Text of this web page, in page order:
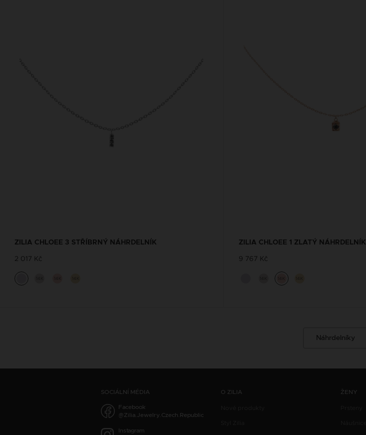
ZILIA CHLOEE 3 STŘÍBRNÝ NÁHRDELNÍK
2 017 Kč
ZILIA CHLOEE 1 ZLATÝ NÁHRDELNÍK
9 767 Kč
Náhrdelníky
SOCIÁLNÍ MÉDIA
Facebook
@Zilia.Jewelry.Czech.Republic
Instagram
O ZILIA ŽENY